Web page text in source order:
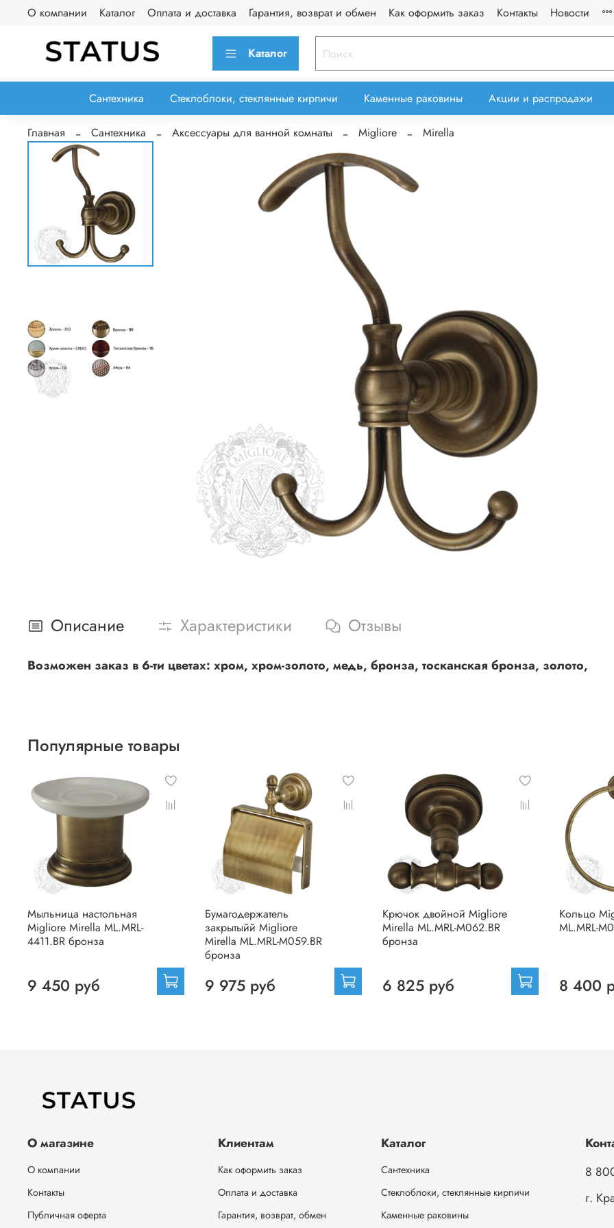
О компании Каталог Оплата и доставка Гарантия, возврат и обмен Как оформить заказ Контакты Новости
Каталог
Сантехника Стеклоблоки, стеклянные кирпичи Каменные раковины Акции и распродажи
Главная Сантехника Аксессуары для ванной комнаты Migliore
Mirella
Описание Характеристики Отзывы
Возможен заказ в 6-ти цветах: хром, хром-золото, медь, бронза, тосканская бронза, золото,
Популярные товары
Мыльница настольная
Migliore Mirella ML.MRL-
4411.BR бронза
9 450 руб
Бумагодержатель
закрытыйй Migliore
Mirella ML.MRL-M059.BR
бронза
9 975 руб
Крючок двойной Migliore
Mirella ML.MRL-M062.BR
бронза
6 825 руб
Кольцо
ML.MRL-
8 400
О магазине
О компании
Контакты
Публичная оферта
Клиентам
Как оформить заказ
Оплата и доставка
Гарантия, возврат, обмен
Каталог
Сантехника
Стеклоблоки, стеклянные кирпичи
Каменные раковины
8
г.